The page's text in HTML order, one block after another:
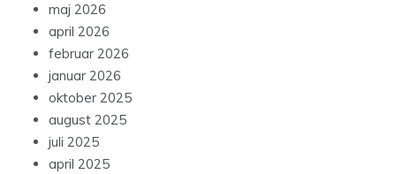
maj 2026
april 2026
februar 2026
januar 2026
oktober 2025
august 2025
juli 2025
april 2025